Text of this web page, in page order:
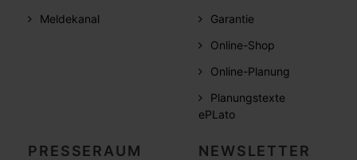
Meldekanal
Garantie
Online-Shop
Online-Planung
Planungstexte
ePLato
PRESSERAUM
NEWSLETTER